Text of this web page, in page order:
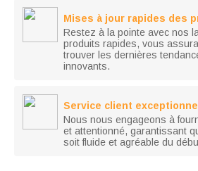
Mises à jour rapides des
Restez à la pointe avec nos
produits rapides, vous
trouver les dernières
innovants.
Service client exceptionnel
Nous nous engageons à
et attentionné, garantissant
soit fluide et agréable du